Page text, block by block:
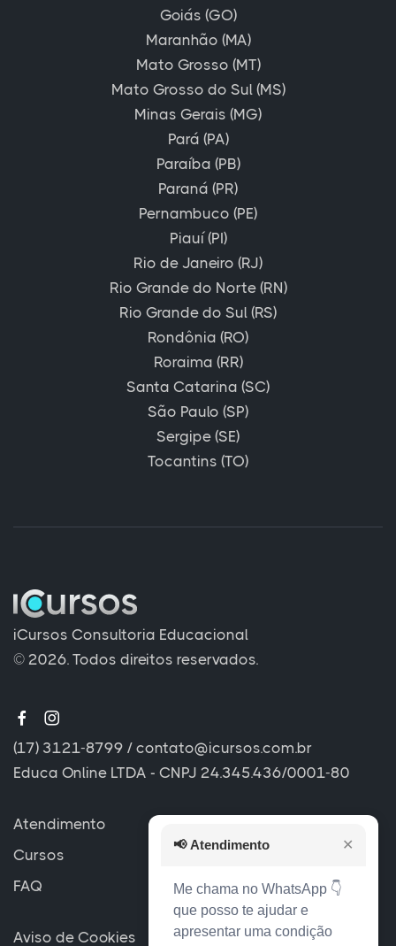
Goiás (GO)
Maranhão (MA)
Mato Grosso (MT)
Mato Grosso do Sul (MS)
Minas Gerais (MG)
Pará (PA)
Paraíba (PB)
Paraná (PR)
Pernambuco (PE)
Piauí (PI)
Rio de Janeiro (RJ)
Rio Grande do Norte (RN)
Rio Grande do Sul (RS)
Rondônia (RO)
Roraima (RR)
Santa Catarina (SC)
São Paulo (SP)
Sergipe (SE)
Tocantins (TO)
iCursos Consultoria Educacional
© 2026. Todos direitos reservados.
(17) 3121-8799 / contato@icursos.com.br
Educa Online LTDA - CNPJ 24.345.436/0001-80
Atendimento
Cursos
FAQ
Aviso de Cookies
📢 Atendimento ✕
Me chama no WhatsApp 👇
que posso te ajudar e
apresentar uma condição